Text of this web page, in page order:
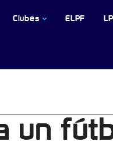
Clubes ELPF
un